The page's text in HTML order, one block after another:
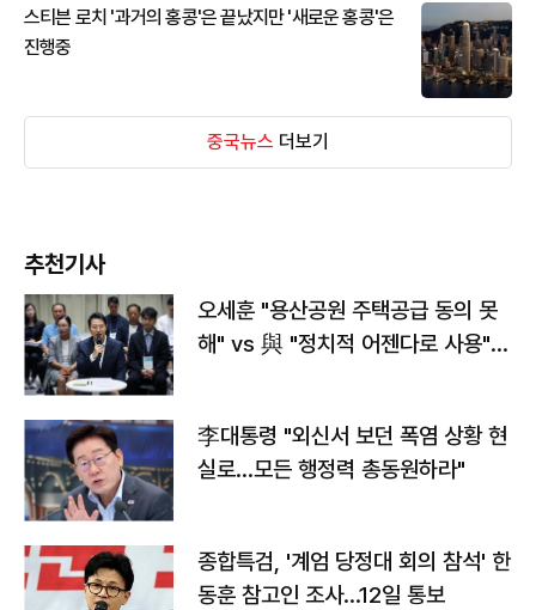
스티븐 로치 '과거의 홍콩'은 끝났지만 '새로운 홍콩'은
진행중
중국뉴스 더보기
추천기사
오세훈 "용산공원 주택공급 동의 못
해" vs 與 "정치적 어젠다로 사용"
李대통령 "외신서 보던 폭염 상황 현
실로…모든 행정력 총동원하라"
종합특검, '계엄 당정대 회의 참석' 한
동훈 참고인 조사...12일 통보